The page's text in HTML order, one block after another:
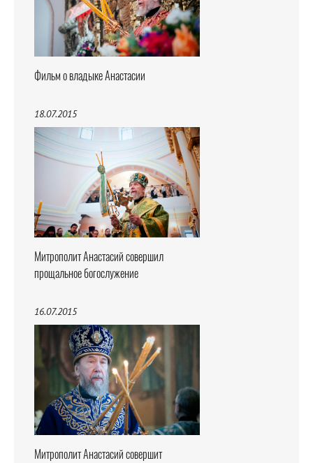
Фильм о владыке Анастасии
18.07.2015
Митрополит Анастасий совершил
прощальное богослужение
16.07.2015
Митрополит Анастасий совершит